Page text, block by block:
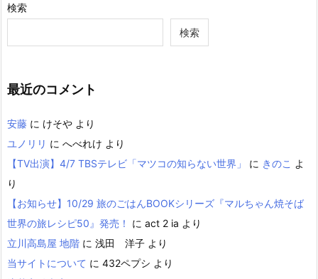
検索
検索
最近のコメント
安藤 に けそや より
ユノリリ に へべれけ より
【TV出演】4/7 TBSテレビ「マツコの知らない世界」
に きのこ よ
り
【お知らせ】10/29 旅のごはんBOOKシリーズ『マルちゃん焼そば
世界の旅レシピ50』発売！
に act 2 ia より
立川高島屋 地階 に 浅田 洋子 より
当サイトについて に 432ペプシ より